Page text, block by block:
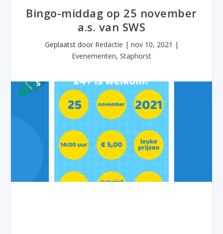
Bingo-middag op 25 november
a.s. van SWS
Geplaatst door Redactie | nov 10, 2021 |
Evenementen, Staphorst